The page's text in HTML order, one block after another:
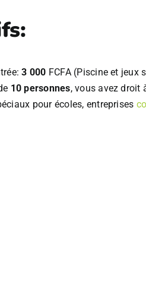
3 000 FCFA (Piscine et jeux
10 personnes, vous avez droit
pour écoles, entreprises